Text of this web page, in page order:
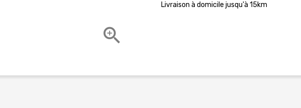

Livraison à domicile jusqu'à 15km